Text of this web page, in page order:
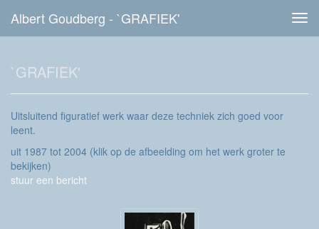
Albert Goudberg - `GRAFIEK'
`GRAFIEK'
Uitsluitend figuratief werk waar deze techniek zich goed voor
leent.
uit 1987 tot 2004 (klik op de afbeelding om het werk groter te
bekijken)
stuur een bericht